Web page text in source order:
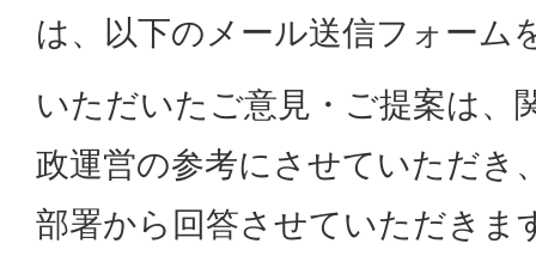
は、以下のメール送信フォーム
いただいたご意見・ご提案は、
政運営の参考にさせていただき
部署から回答させていただきま